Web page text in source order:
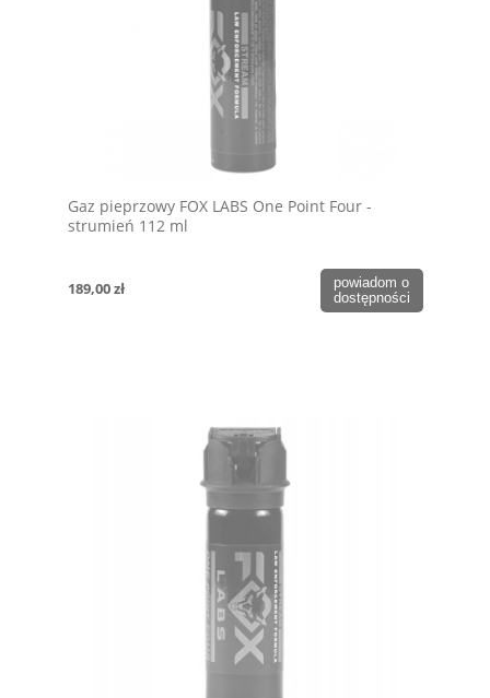
Gaz pieprzowy FOX LABS One Point Four -
strumień 112 ml
189,00 zł
powiadom o
dostępności